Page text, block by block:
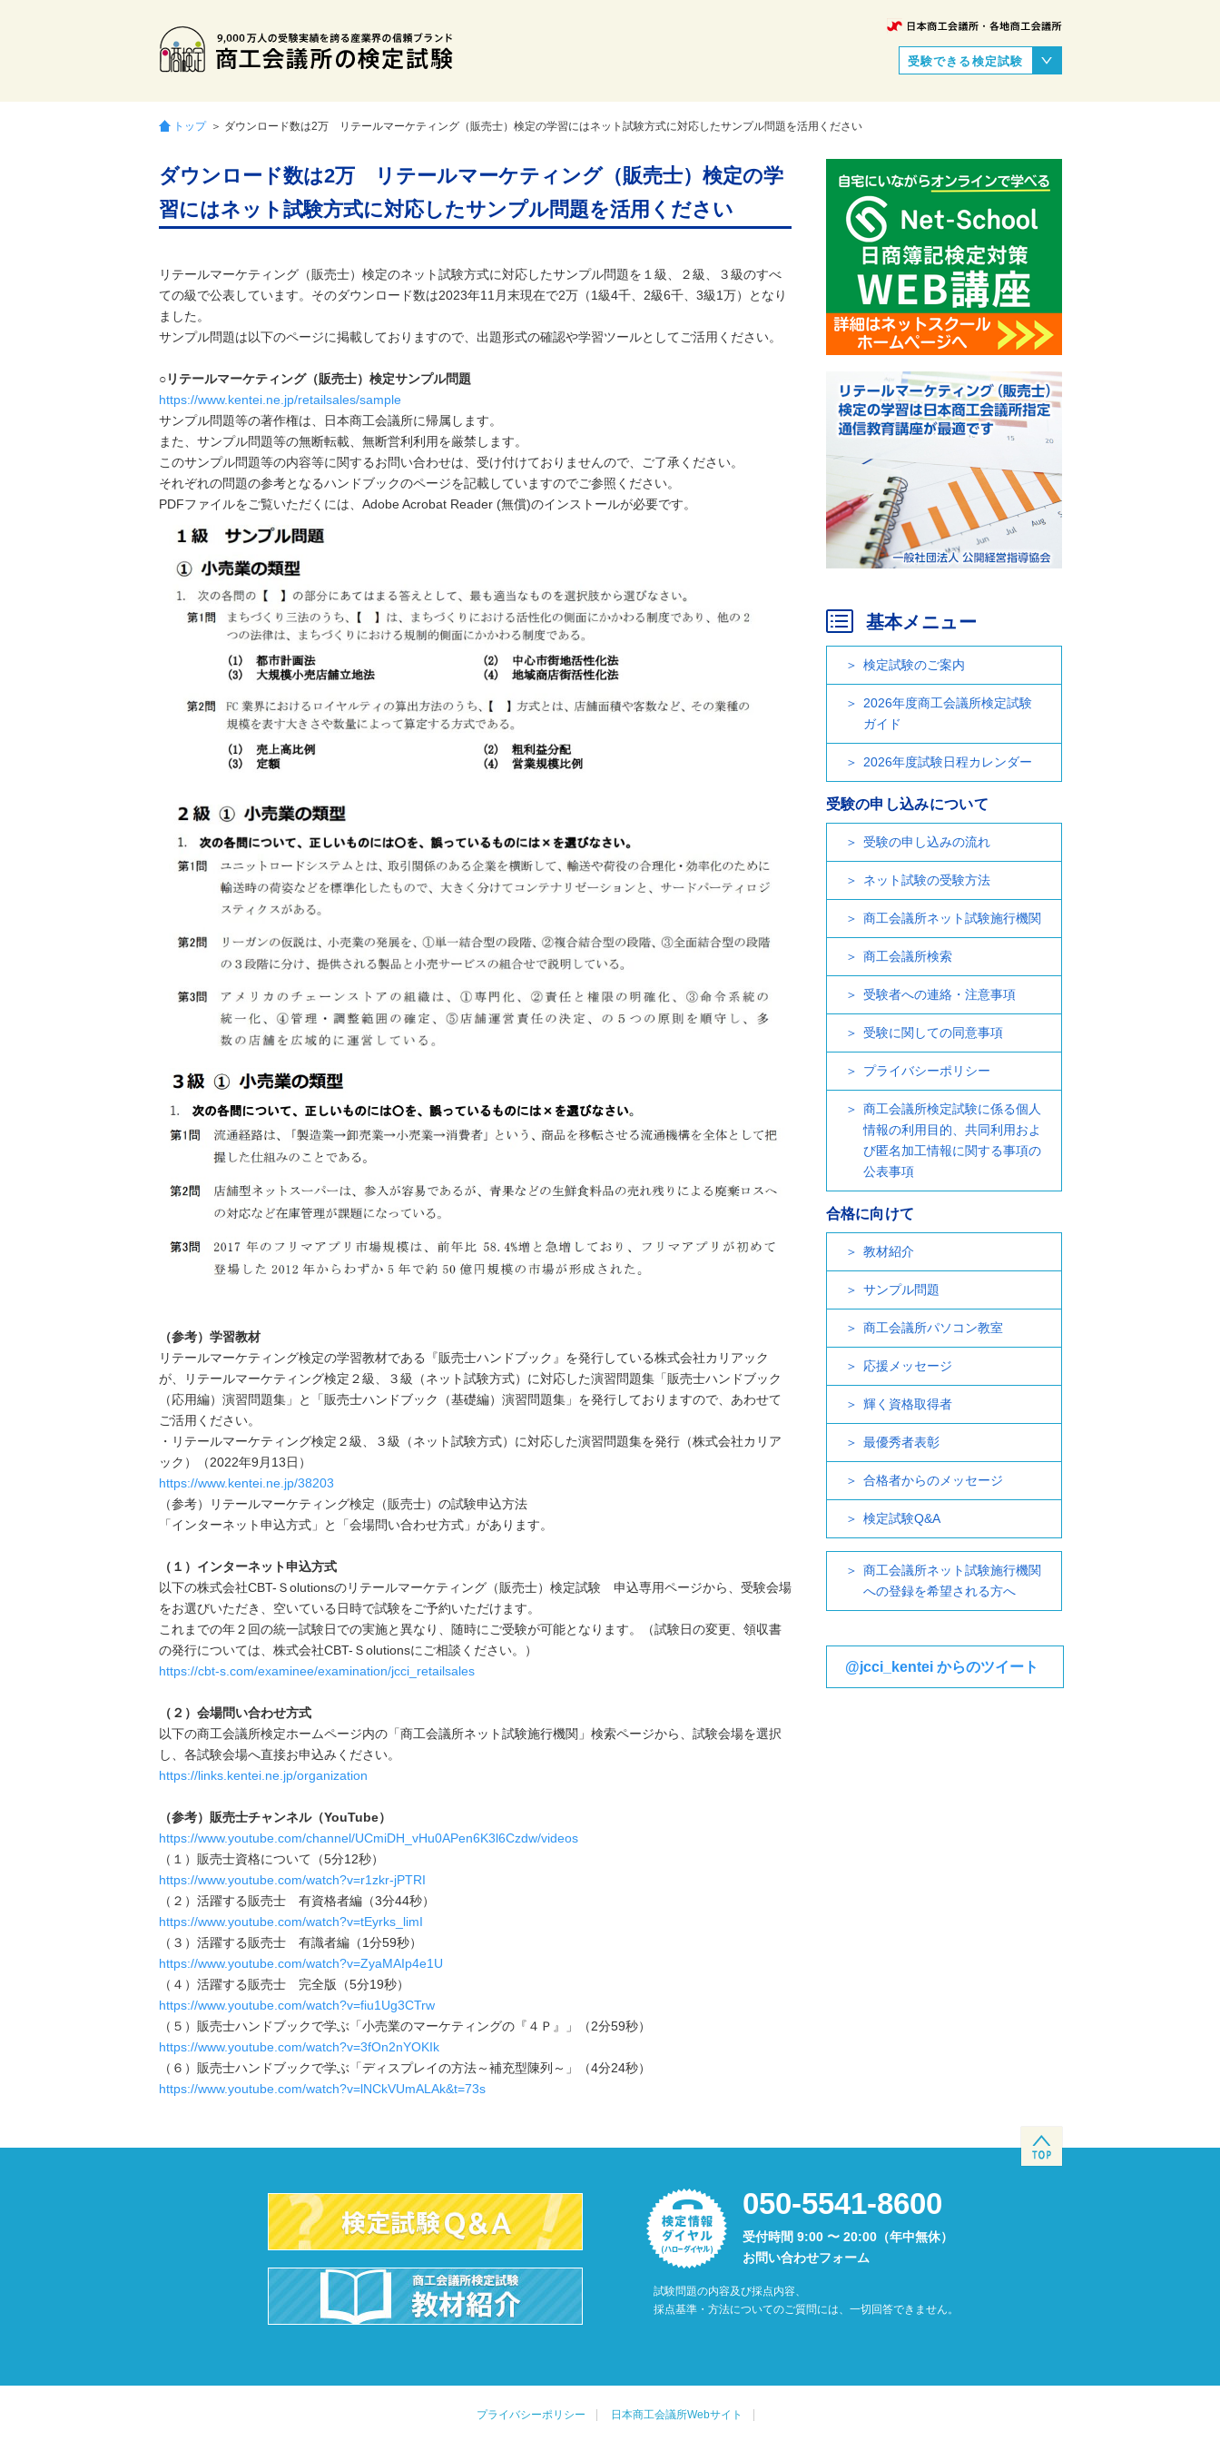
受験できる検定試験
トップ ＞ ダウンロード数は2万 リテールマーケティング（販売士）検定の学習にはネット試験方式に対応したサンプル問題を活用ください
ダウンロード数は2万 リテールマーケティング（販売士）検定の学
習にはネット試験方式に対応したサンプル問題を活用ください
リテールマーケティング（販売士）検定のネット試験方式に対応したサンプル問題を１級、２級、３級のすべ
ての級で公表しています。そのダウンロード数は2023年11月末現在で2万（1級4千、2級6千、3級1万）となり
ました。
サンプル問題は以下のページに掲載しておりますので、出題形式の確認や学習ツールとしてご活用ください。
○リテールマーケティング（販売士）検定サンプル問題
https://www.kentei.ne.jp/retailsales/sample
サンプル問題等の著作権は、日本商工会議所に帰属します。
また、サンプル問題等の無断転載、無断営利利用を厳禁します。
このサンプル問題等の内容等に関するお問い合わせは、受け付けておりませんので、ご了承ください。
それぞれの問題の参考となるハンドブックのページを記載していますのでご参照ください。
PDFファイルをご覧いただくには、Adobe Acrobat Reader (無償)のインストールが必要です。
（参考）学習教材
リテールマーケティング検定の学習教材である『販売士ハンドブック』を発行している株式会社カリアック
が、リテールマーケティング検定２級、３級（ネット試験方式）に対応した演習問題集「販売士ハンドブック
（応用編）演習問題集」と「販売士ハンドブック（基礎編）演習問題集」を発行しておりますので、あわせて
ご活用ください。
・リテールマーケティング検定２級、３級（ネット試験方式）に対応した演習問題集を発行（株式会社カリア
ック）（2022年9月13日）
https://www.kentei.ne.jp/38203
（参考）リテールマーケティング検定（販売士）の試験申込方法
「インターネット申込方式」と「会場問い合わせ方式」があります。
（１）インターネット申込方式
以下の株式会社CBT-Ｓolutionsのリテールマーケティング（販売士）検定試験 申込専用ページから、受験会場
をお選びいただき、空いている日時で試験をご予約いただけます。
これまでの年２回の統一試験日での実施と異なり、随時にご受験が可能となります。（試験日の変更、領収書
の発行については、株式会社CBT-Ｓolutionsにご相談ください。）
https://cbt-s.com/examinee/examination/jcci_retailsales
（２）会場問い合わせ方式
以下の商工会議所検定ホームページ内の「商工会議所ネット試験施行機関」検索ページから、試験会場を選択
し、各試験会場へ直接お申込みください。
https://links.kentei.ne.jp/organization
（参考）販売士チャンネル（YouTube）
https://www.youtube.com/channel/UCmiDH_vHu0APen6K3l6Czdw/videos
（１）販売士資格について（5分12秒）
https://www.youtube.com/watch?v=r1zkr-jPTRI
（２）活躍する販売士 有資格者編（3分44秒）
https://www.youtube.com/watch?v=tEyrks_limI
（３）活躍する販売士 有識者編（1分59秒）
https://www.youtube.com/watch?v=ZyaMAIp4e1U
（４）活躍する販売士 完全版（5分19秒）
https://www.youtube.com/watch?v=fiu1Ug3CTrw
（５）販売士ハンドブックで学ぶ「小売業のマーケティングの『４Ｐ』」（2分59秒）
https://www.youtube.com/watch?v=3fOn2nYOKIk
（６）販売士ハンドブックで学ぶ「ディスプレイの方法～補充型陳列～」（4分24秒）
https://www.youtube.com/watch?v=lNCkVUmALAk&t=73s
基本メニュー
検定試験のご案内
2026年度商工会議所検定試験
ガイド
2026年度試験日程カレンダー
受験の申し込みについて
受験の申し込みの流れ
ネット試験の受験方法
商工会議所ネット試験施行機関
商工会議所検索
受験者への連絡・注意事項
受験に関しての同意事項
プライバシーポリシー
商工会議所検定試験に係る個人
情報の利用目的、共同利用およ
び匿名加工情報に関する事項の
公表事項
合格に向けて
教材紹介
サンプル問題
商工会議所パソコン教室
応援メッセージ
輝く資格取得者
最優秀者表彰
合格者からのメッセージ
検定試験Q&A
商工会議所ネット試験施行機関
への登録を希望される方へ
@jcci_kentei からのツイート
050-5541-8600
受付時間 9:00 〜 20:00（年中無休）
お問い合わせフォーム
試験問題の内容及び採点内容、
採点基準・方法についてのご質問には、一切回答できません。
プライバシーポリシー 日本商工会議所Webサイト